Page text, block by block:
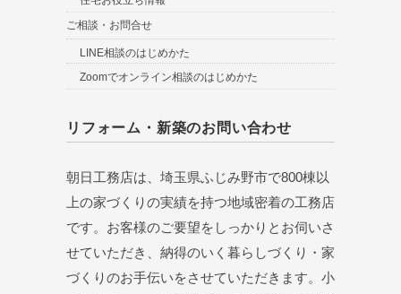
ご相談・お問合せ
LINE相談のはじめかた
Zoomでオンライン相談のはじめかた
リフォーム・新築のお問い合わせ
朝日工務店は、埼玉県ふじみ野市で800棟以
上の家づくりの実績を持つ地域密着の工務店
です。お客様のご要望をしっかりとお伺いさ
せていただき、納得のいく暮らしづくり・家
づくりのお手伝いをさせていただきます。小